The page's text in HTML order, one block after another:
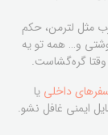
مثل لترمن، حکم
و… همه تو یه
گره‌گشاست.
داخلی یا
ایمنی غافل نشو.